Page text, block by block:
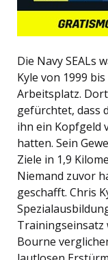
Die Navy SEALs
Kyle von 1999
Arbeitsplatz.
gefürchtet, dass
ihn ein Kopfgeld
hatten. Sein
Ziele in 1,9
Niemand zuvor
geschafft. Chris
Trainingseinsatz
Bourne